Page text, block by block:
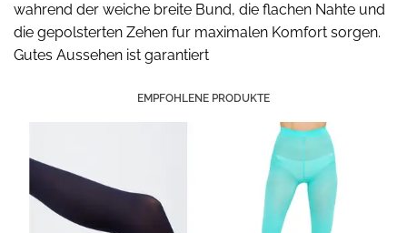
wahrend der weiche breite Bund, die flachen Nahte und
die gepolsterten Zehen fur maximalen Komfort sorgen.
Gutes Aussehen ist garantiert
EMPFOHLENE PRODUKTE